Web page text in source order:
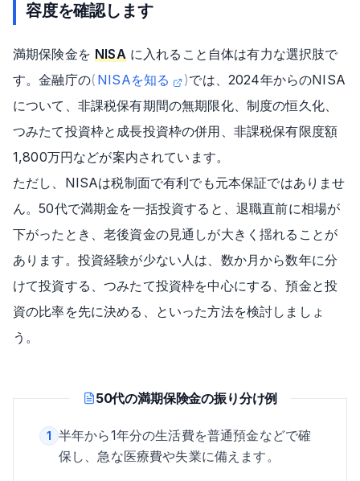
容度を確認します
満期保険金をNISAに入れること自体は有力な選択肢で
す。金融庁の( NISAを知る )では、2024年からのNISA
について、非課税保有期間の無期限化、制度の恒久化、
つみたて投資枠と成長投資枠の併用、非課税保有限度額
1,800万円などが案内されています。
ただし、NISAは税制面で有利でも元本保証ではありませ
ん。50代で満期金を一括投資すると、退職直前に相場が
下がったとき、老後資金の見通しが大きく揺れることが
あります。投資経験が少ない人は、数か月から数年に分
けて投資する、つみたて投資枠を中心にする、預金と投
資の比率を先に決める、といった方法を検討しましょ
う。
50代の満期保険金の振り分け例
1 半年から1年分の生活費を普通預金などで確
保し、急な医療費や失業に備えます。